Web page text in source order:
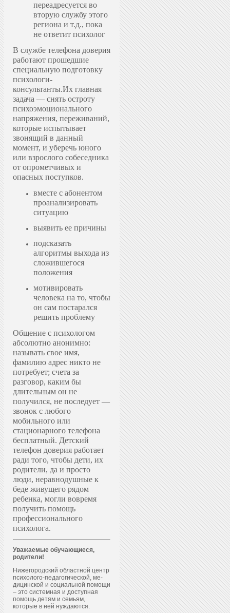
переадресуется во
вторую службу этого
региона и т.д., пока
не ответит психолог
В службе телефона доверия
работают прошедшие
специальную подготовку
психологи-
консультанты.Их главная
задача — снять остроту
психоэмоционального
напряжения, переживаний,
которые испытывает
звонящий в данный
момент, и уберечь юного
или взрослого собеседника
от опрометчивых и
опасных поступков.
вместе с абонентом
проанализировать
ситуацию
выявить ее причины
подсказать
алгоритмы выхода из
сложившегося
положения
мотивировать
человека на то, чтобы
он сам постарался
решить проблему
Общение с психологом
абсолютно анонимно:
называть свое имя,
фамилию адрес никто не
потребует; счета за
разговор, каким бы
длительным он не
получился, не последует —
звонок с любого
мобильного или
стационарного телефона
бесплатный. Детский
телефон доверия работает
ради того, чтобы дети, их
родители, да и просто
люди, неравнодушные к
беде живущего рядом
ребенка, могли вовремя
получить помощь
профессионального
психолога.
Уважаемые обучающиеся,
родители!
Нижегородский областной центр
пси­холо­го-пе­даго­гичес­кой, ме­
дицин­ской и со­ци­аль­ной по­мощи
– это системная и доступная
помощь детям и семьям,
которые в ней нуждаются.